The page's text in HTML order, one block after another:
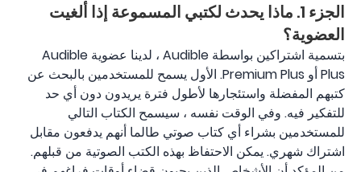
الجزء 1. ماذا يحدث لكتبي المسموعة إذا ألغيت
العضوية؟
بتسمية اشتراكين بواسطة Audible ، لدينا عضوية Audible
Plus أو Premium Plus. الأول يسمح للمستخدمين بالبحث عن
كتبهم المفضلة واستئجارها لأطول فترة يريدون دون أي حد
للتفكير فيه. وفي الوقت نفسه ، سيسمح الكتاب التالي
للمستخدمين بشراء أي كتاب صوتي طالما أنهم يدفعون مقابل
اشتراك شهري. يمكن الاحتفاظ بهذه الكتب الصوتية من قبلهم.